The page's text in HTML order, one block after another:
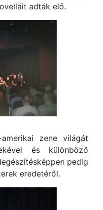
adták elő.
zene világát
és különböző
pedig
eredetéről.